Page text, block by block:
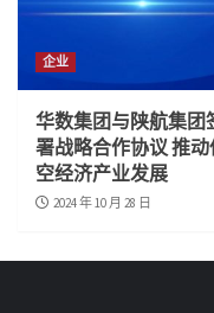
企业
华数集团与陕航集团
署战略合作协议 推动
空经济产业发展
2024 年 10 月 28 日